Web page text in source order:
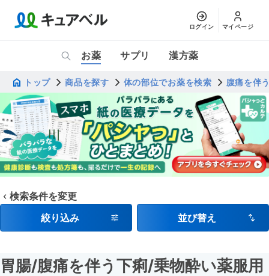
ログイン マイページ
お薬 サプリ 漢方薬
トップ 商品を探す 体の部位でお薬を検索 腹痛を伴
検索条件を変更
絞り込み
並び替え
胃腸/腹痛を伴う下痢/乗物酔い薬服用